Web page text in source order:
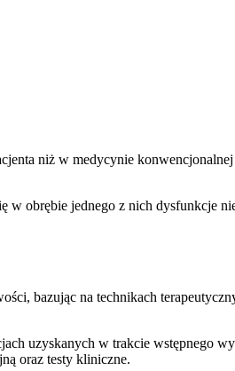
niż w medycynie
w obrębie jednego z nich dysfunkcje
bazując na technikach
uzyskanych w trakcie wstępnego
oraz testy kliniczne.